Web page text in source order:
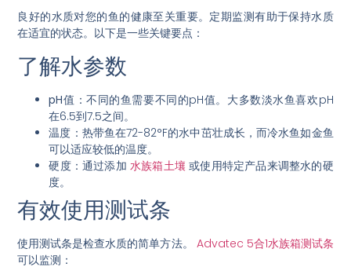
良好的水质对您的鱼的健康至关重要。定期监测有助于保持水质
在适宜的状态。以下是一些关键要点：
了解水参数
pH值 ：不同的鱼需要不同的pH值。大多数淡水鱼喜欢pH
在6.5到7.5之间。
温度 ：热带鱼在72-82°F的水中茁壮成长，而冷水鱼如金鱼
可以适应较低的温度。
硬度：通过添加水族箱土壤 或使用特定产品来调整水的硬
度。
有效使用测试条
使用测试条是检查水质的简单方法。 Advatec 5合1水族箱测试条
可以监测：